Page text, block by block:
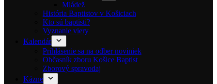
Mládež
História Baptistov v Košiciach
Kto sú baptisti?
Vyznanie viery
Kalendár
Prihlásenie sa na odber noviniek
Občasník zboru Košice Baptist
Zborový spravodaj
Kázne